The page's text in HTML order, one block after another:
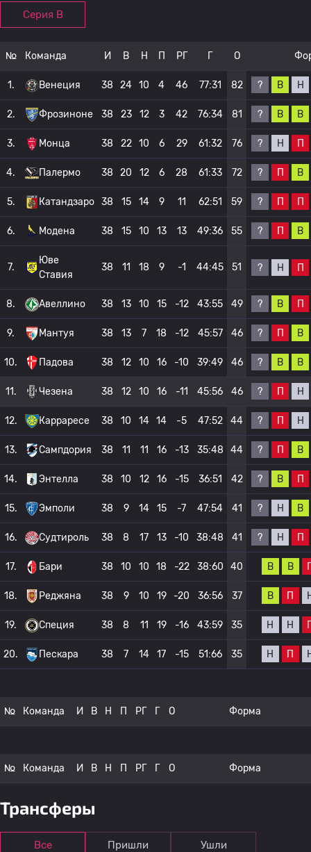
Серия B
№ Команда И В Н П РГ Г О
1. Венеция 38 24 10 4 46 77:31 82 ? В Н
2. Фрозиноне 38 23 12 3 42 76:34 81 ? В В
3. Монца 38 22 10 6 29 61:32 76 ? Н П
4. Палермо 38 20 12 6 28 61:33 72 ? П В
5. Катандзаро 38 15 14 9 11 62:51 59 ? П П
6. Модена 38 15 10 13 13 49:36 55 ? П В
7.
Юве
Ставия
38 11 18 9 -1 44:45 51 ? Н П
8. Авеллино 38 13 10 15 -12 43:55 49 ? В П
9. Мантуя 38 13 7 18 -12 45:57 46 ? П В
10. Падова 38 12 10 16 -10 39:49 46 ? В В
11. Чезена 38 12 10 16 -11 45:56 46 ? П Н
12. Карраресе 38 10 14 14 -5 47:52 44 ? П Н
13. Сампдория 38 11 11 16 -13 35:48 44 ? П В
14. Энтелла 38 10 12 16 -15 36:51 42 ? В П
15. Эмполи 38 9 14 15 -7 47:54 41 ? Н В
16. Судтироль 38 8 17 13 -10 38:48 41 ? Н П
17. Бари 38 10 10 18 -22 38:60 40 В В
18. Реджяна 38 9 10 19 -20 36:56 37 В П
19. Специя 38 8 11 19 -16 43:59 35 Н Н
20. Пескара 38 7 14 17 -15 51:66 35 Н П
№ Команда И В Н П РГ Г О Форма
№ Команда И В Н П РГ Г О Форма
Трансферы
Все Пришли Ушли